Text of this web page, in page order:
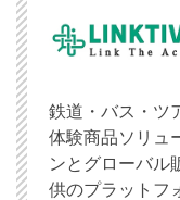
鉄道・バス・ツ
体験商品ソリュ
ンとグローバル
供のプラットフ